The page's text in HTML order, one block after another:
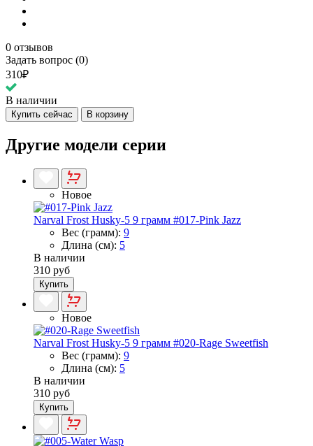
0 отзывов
Задать вопрос (0)
310₽
В наличии
Купить сейчас В корзину
Другие модели серии
Новое
Narval Frost Husky-5 9 грамм #017-Pink Jazz
Вес (грамм): 9
Длина (см): 5
В наличии
310 руб
Купить
Новое
Narval Frost Husky-5 9 грамм #020-Rage Sweetfish
Вес (грамм): 9
Длина (см): 5
В наличии
310 руб
Купить